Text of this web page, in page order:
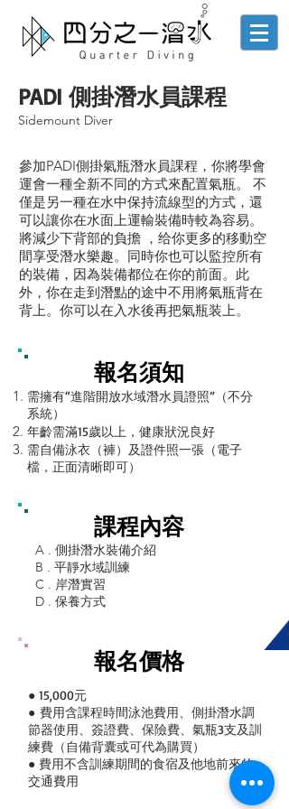
PADI 側掛潛水員課程
Sidemount Diver
參加PADI側掛氣瓶潛水員課程，你將學會
運會一種全新不同的方式來配置氣瓶。 不
僅是另一種在水中保持流線型的方式，還
可以讓你在水面上運輸裝備時較為容易。
將減少下背部的負擔 ，给你更多的移動空
間享受潛水樂趣。同時你也可以監控所有
的裝備，因為裝備都位在你的前面。此
外，你在走到潛點的途中不用將氣瓶背在
背上。你可以在入水後再把氣瓶装上。
報名須知
需擁有“進階開放水域潛水員證照”（不分
系統）
年齡需滿15歲以上，健康狀況良好
需自備泳衣（褲）及證件照一張（電子
檔，正面清晰即可）
課程內容
A . 側掛潛水裝備介紹
B . 平靜水域訓練
C . 岸潛實習
D . 保養方式
報名價格
● 15,000元
● 費用含課程時間泳池費用、側掛潛水調
節器使用、簽證費、保險費、氣瓶3支及訓
練費（自備背囊或可代為購買）
● 費用不含訓練期間的食宿及他地前來的
交通費用